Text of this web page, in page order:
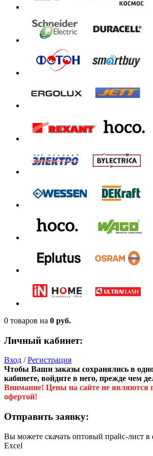
0 товаров на 0 руб.
Личный кабинет:
Вход /Регистрация
Чтобы Ваши заказы сохранялись в
кабинете, войдите в него, прежде чем
Внимание! Цены на сайте не являются
офертой!
Отправить заявку:
Вы можете скачать оптовый прайс-лист
Excel